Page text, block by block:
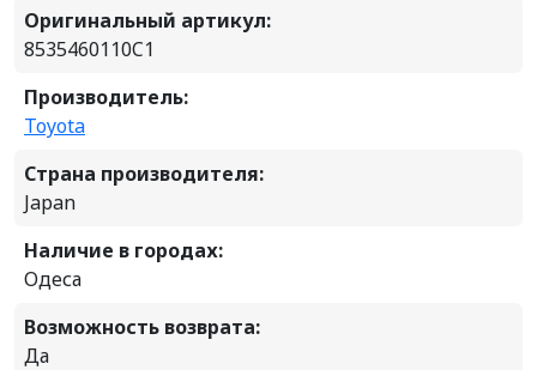
Оригинальный артикул:
8535460110C1
Производитель:
Toyota
Страна производителя:
Japan
Наличие в городах:
Одеса
Возможность возврата:
Да